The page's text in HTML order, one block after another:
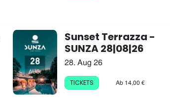
Sunset Terrazza -
SUNZA 28|08|26
28. Aug 26
TICKETS Ab 14,00 €